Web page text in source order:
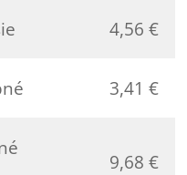
4,56 €
3,41 €
9,68 €